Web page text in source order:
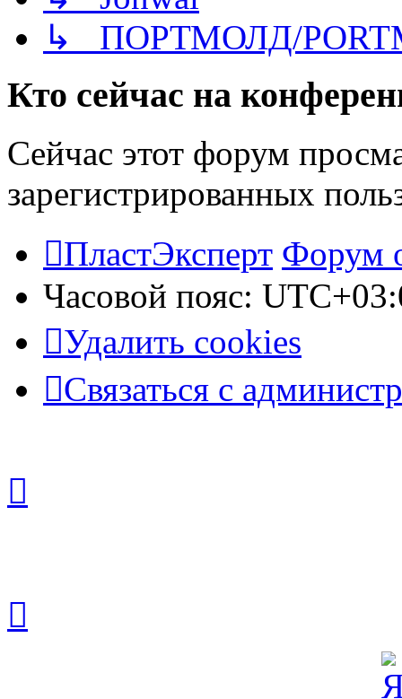
↳ ПОРТМОЛД/
Кто сейчас на
Сейчас этот форум
зарегистрированных
ПластЭксперт Форум
Часовой пояс:
Удалить cookies
Связаться с